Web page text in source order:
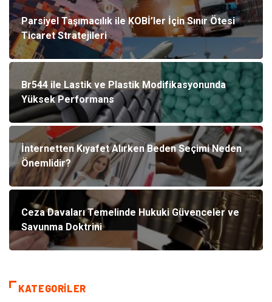
Parsiyel Taşımacılık ile KOBİ’ler İçin Sınır Ötesi
Ticaret Stratejileri
Br544 ile Lastik ve Plastik Modifikasyonunda
Yüksek Performans
İnternetten Kıyafet Alırken Beden Seçimi Neden
Önemlidir?
Ceza Davaları Temelinde Hukuki Güvenceler ve
Savunma Doktrini
KATEGORILER